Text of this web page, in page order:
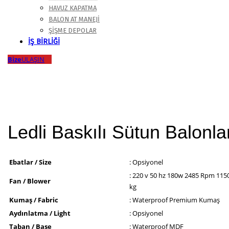
HAVUZ KAPATMA
BALON AT MANEJI
ŞIŞME DEPOLAR
İŞ BİRLİĞİ
BizeULAŞIN
Ledli Baskılı Sütun
Ebatlar / Size : Opsiyonel
Fan / Blower
: 220 v 50 hz 180w 2485 Rpm
kg
Kumaş / Fabric
: Waterproof Premium Kumaş
Aydınlatma / Light
: Opsiyonel
Taban / Base
: Waterproof MDF